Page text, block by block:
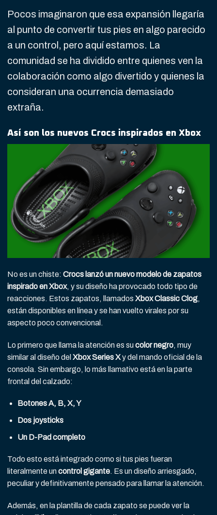
Pocos imaginaron que esa expansión llegaría
al punto de convertir tus pies en algo parecido
a un control, pero aquí estamos. La
comunidad se ha dividido entre quienes ven la
colaboración como algo divertido y quienes la
consideran una ocurrencia demasiado
extraña.
Así son los nuevos Crocs inspirados en Xbox
No es un chiste: Crocs lanzó un nuevo modelo de zapatos
inspirado en Xbox, y su diseño ha provocado todo tipo de
reacciones. Estos zapatos, llamados Xbox Classic Clog,
están disponibles en línea y se han vuelto virales por su
aspecto poco convencional.
Lo primero que llama la atención es sucolor negro, muy
similar al diseño del Xbox Series Xy del mando oficial de la
consola. Sin embargo, lo más llamativo está en la parte
frontal del calzado:
Botones A, B, X, Y
Dos joysticks
Un D-Pad completo
Todo esto está integrado como si tus pies fueran
literalmente uncontrol gigante. Es un diseño arriesgado,
peculiar y definitivamente pensado para llamar la atención.
Además, en la plantilla de cada zapato se puede ver la